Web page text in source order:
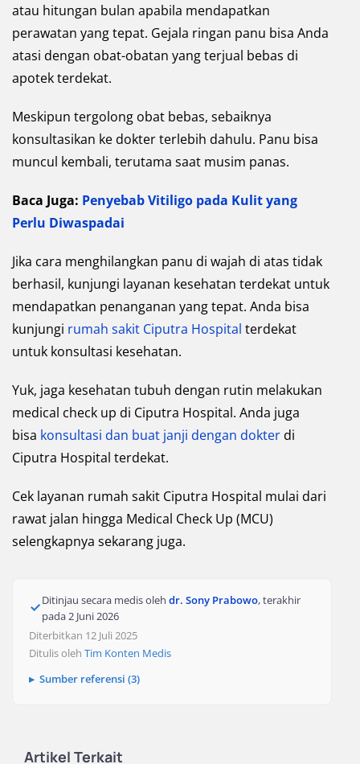
atau hitungan bulan apabila mendapatkan
perawatan yang tepat. Gejala ringan panu bisa Anda
atasi dengan obat-obatan yang terjual bebas di
apotek terdekat.
Meskipun tergolong obat bebas, sebaiknya
konsultasikan ke dokter terlebih dahulu. Panu bisa
muncul kembali, terutama saat musim panas.
Baca Juga: Penyebab Vitiligo pada Kulit yang
Perlu Diwaspadai
Jika cara menghilangkan panu di wajah di atas tidak
berhasil, kunjungi layanan kesehatan terdekat untuk
mendapatkan penanganan yang tepat. Anda bisa
kunjungi rumah sakit Ciputra Hospital terdekat
untuk konsultasi kesehatan.
Yuk, jaga kesehatan tubuh dengan rutin melakukan
medical check up di Ciputra Hospital. Anda juga
bisa konsultasi dan buat janji dengan dokter di
Ciputra Hospital terdekat.
Cek layanan rumah sakit Ciputra Hospital mulai dari
rawat jalan hingga Medical Check Up (MCU)
selengkapnya sekarang juga.
Ditinjau secara medis oleh dr. Sony Prabowo, terakhir
pada2 Juni 2026
Diterbitkan 12 Juli 2025
Ditulis oleh Tim Konten Medis
Sumber referensi (3)
Artikel Terkait